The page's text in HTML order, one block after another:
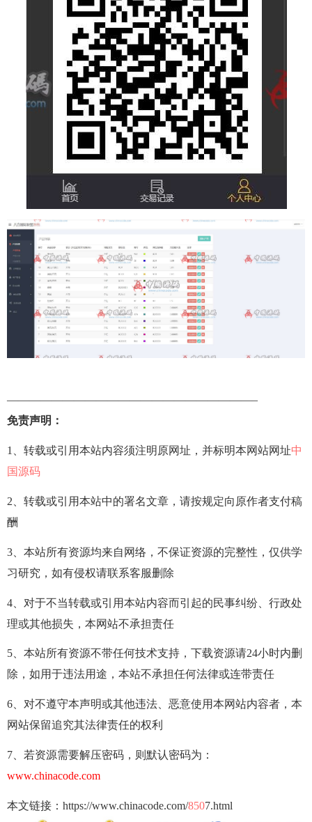
——————————————————————–
免责声明：
1、转载或引用本站内容须注明原网址，并标明本网站网址中
国源码
2、转载或引用本站中的署名文章，请按规定向原作者支付稿
酬
3、本站所有资源均来自网络，不保证资源的完整性，仅供学
习研究，如有侵权请联系客服删除
4、对于不当转载或引用本站内容而引起的民事纠纷、行政处
理或其他损失，本网站不承担责任
5、本站所有资源不带任何技术支持，下载资源请24小时内删
除，如用于违法用途，本站不承担任何法律或连带责任
6、对不遵守本声明或其他违法、恶意使用本网站内容者，本
网站保留追究其法律责任的权利
7、若资源需要解压密码，则默认密码为：
www.chinacode.com
本文链接：https://www.chinacode.com/8507.html